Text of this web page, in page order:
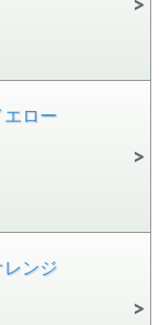
エロー
レンジ